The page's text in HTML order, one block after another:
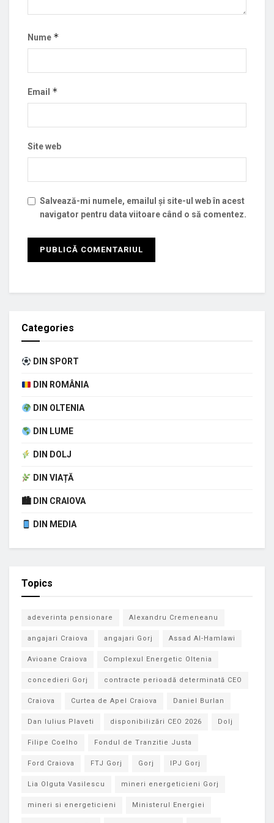
Nume *
Email *
Site web
Salvează-mi numele, emailul și site-ul web în acest
navigator pentru data viitoare când o să comentez.
Categories
DIN SPORT
DIN ROMÂNIA
DIN OLTENIA
DIN LUME
DIN DOLJ
DIN VIAȚĂ
🏙 DIN CRAIOVA
DIN MEDIA
Topics
adeverinta pensionare Alexandru Cremeneanu
angajari Craiova angajari Gorj Assad Al-Hamlawi
Avioane Craiova Complexul Energetic Oltenia
concedieri Gorj contracte perioadă determinată CEO
Craiova Curtea de Apel Craiova Daniel Burlan
Dan Iulius Plaveti disponibilizări CEO 2026 Dolj
Filipe Coelho Fondul de Tranzitie Justa
Ford Craiova FTJ Gorj Gorj IPJ Gorj
Lia Olguta Vasilescu mineri energeticieni Gorj
mineri si energeticieni Ministerul Energiei